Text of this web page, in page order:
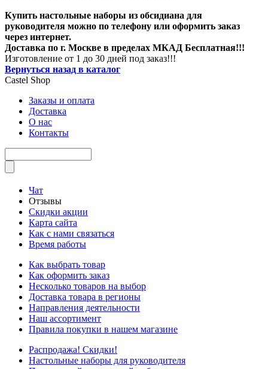
Купить настольные наборы из обсидиана для
руководителя можно по телефону или оформить заказ
через интернет.
Доставка по г. Москве в пределах МКАД Бесплатная!!!
Изготовление от 1 до 30 дней под заказ!!!
Вернуться назад в каталог
Castel Shop
Заказы и оплата
Доставка
О нас
Контакты
Чат
Отзывы
Скидки акции
Карта сайта
Как с нами связаться
Время работы
Как выбрать товар
Как оформить заказ
Несколько товаров на выбор
Доставка товара в регионы
Направления деятельности
Наш ассортимент
Правила покупки в нашем магазине
Распродажа! Скидки!
Настольные наборы для руководителя